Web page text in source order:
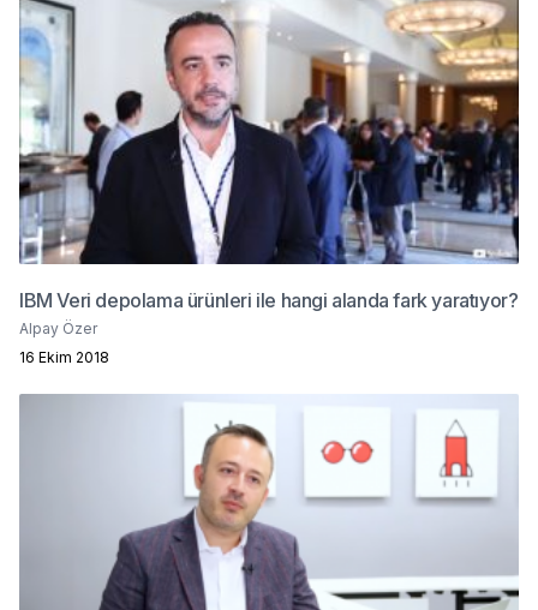
IBM Veri depolama ürünleri ile hangi alanda fark yaratıyor?
Alpay Özer
16 Ekim 2018